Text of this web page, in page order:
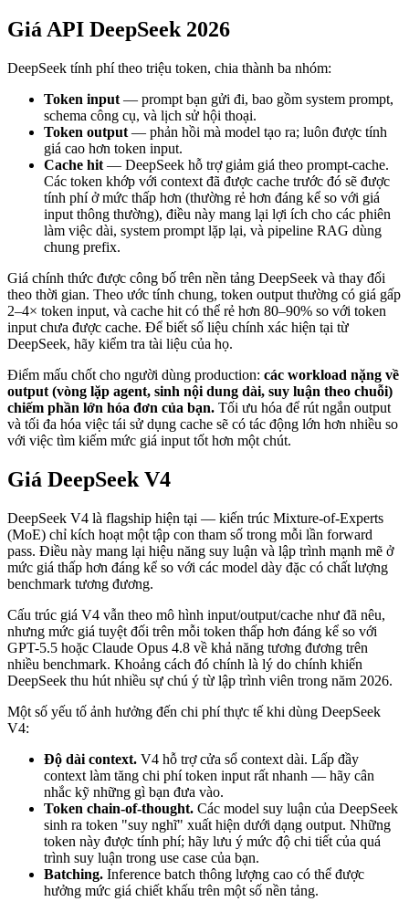
Giá API DeepSeek 2026
DeepSeek tính phí theo triệu token, chia thành ba nhóm:
Token input — prompt bạn gửi đi, bao gồm system prompt,
schema công cụ, và lịch sử hội thoại.
Token output — phản hồi mà model tạo ra; luôn được tính
giá cao hơn token input.
Cache hit — DeepSeek hỗ trợ giảm giá theo prompt-cache.
Các token khớp với context đã được cache trước đó sẽ được
tính phí ở mức thấp hơn (thường rẻ hơn đáng kể so với giá
input thông thường), điều này mang lại lợi ích cho các phiên
làm việc dài, system prompt lặp lại, và pipeline RAG dùng
chung prefix.
Giá chính thức được công bố trên nền tảng DeepSeek và thay đổi
theo thời gian. Theo ước tính chung, token output thường có giá gấp
2–4× token input, và cache hit có thể rẻ hơn 80–90% so với token
input chưa được cache. Để biết số liệu chính xác hiện tại từ
DeepSeek, hãy kiểm tra tài liệu của họ.
Điểm mấu chốt cho người dùng production: các workload nặng về
output (vòng lặp agent, sinh nội dung dài, suy luận theo chuỗi)
chiếm phần lớn hóa đơn của bạn. Tối ưu hóa để rút ngắn output
và tối đa hóa việc tái sử dụng cache sẽ có tác động lớn hơn nhiều so
với việc tìm kiếm mức giá input tốt hơn một chút.
Giá DeepSeek V4
DeepSeek V4 là flagship hiện tại — kiến trúc Mixture-of-Experts
(MoE) chỉ kích hoạt một tập con tham số trong mỗi lần forward
pass. Điều này mang lại hiệu năng suy luận và lập trình mạnh mẽ ở
mức giá thấp hơn đáng kể so với các model dày đặc có chất lượng
benchmark tương đương.
Cấu trúc giá V4 vẫn theo mô hình input/output/cache như đã nêu,
nhưng mức giá tuyệt đối trên mỗi token thấp hơn đáng kể so với
GPT-5.5 hoặc Claude Opus 4.8 về khả năng tương đương trên
nhiều benchmark. Khoảng cách đó chính là lý do chính khiến
DeepSeek thu hút nhiều sự chú ý từ lập trình viên trong năm 2026.
Một số yếu tố ảnh hưởng đến chi phí thực tế khi dùng DeepSeek
V4:
Độ dài context. V4 hỗ trợ cửa sổ context dài. Lấp đầy
context làm tăng chi phí token input rất nhanh — hãy cân
nhắc kỹ những gì bạn đưa vào.
Token chain-of-thought. Các model suy luận của DeepSeek
sinh ra token "suy nghĩ" xuất hiện dưới dạng output. Những
token này được tính phí; hãy lưu ý mức độ chi tiết của quá
trình suy luận trong use case của bạn.
Batching. Inference batch thông lượng cao có thể được
hưởng mức giá chiết khấu trên một số nền tảng.